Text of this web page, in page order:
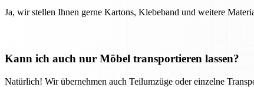
Ja, wir stellen Ihnen gerne Kartons, Klebeband und weitere
Kann ich auch nur Möbel transportieren lassen?
Natürlich! Wir übernehmen auch Teilumzüge oder einzelne